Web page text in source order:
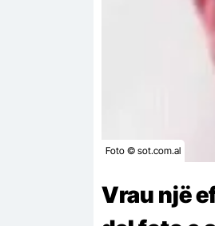
Foto © sot.com.al
Vrau një